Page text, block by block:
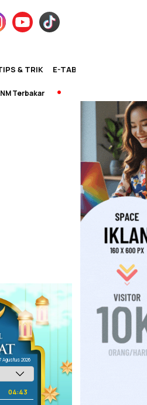
& TRIK E-TABLOID
Agustus 2026
04:43